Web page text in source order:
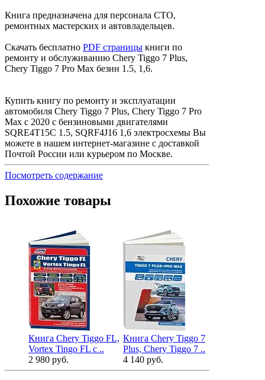
Книга предназначена для персонала СТО,
ремонтных мастерских и автовладельцев.
Скачать бесплатно PDF страницы книги по
ремонту и обслуживанию Chery Tiggo 7 Plus,
Chery Tiggo 7 Pro Max безин 1.5, 1,6.
Купить книгу по ремонту и эксплуатации
автомобиля Chery Tiggo 7 Plus, Chery Tiggo 7 Pro
Max с 2020 с бензиновыми двигателями
SQRE4T15C 1.5, SQRF4J16 1,6 электросхемы Вы
можете в нашем интернет-магазине с доставкой
Почтой России или курьером по Москве.
Посмотреть содержание
Похожие товары
Книга Chery Tiggo FL,
Vortex Tingo FL с ..
2 980 руб.
Книга Chery Tiggo 7
Plus, Chery Tiggo 7 ..
4 140 руб.